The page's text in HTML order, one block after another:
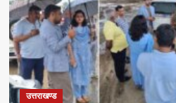
उत्तराखण्ड